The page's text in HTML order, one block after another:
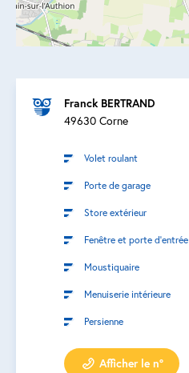
Franck BERTRAND
49630 Corne
Volet roulant
Porte de garage
Store extérieur
Fenêtre et porte d’entrée
Moustiquaire
Menuiserie intérieure
Persienne
Afficher le n°